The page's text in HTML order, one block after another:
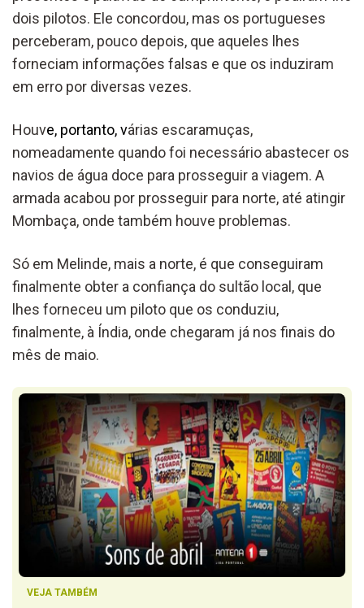
dois pilotos. Ele concordou, mas os portugueses
perceberam, pouco depois, que aqueles lhes
forneciam informações falsas e que os induziram
em erro por diversas vezes.
Houve, portanto, várias escaramuças,
nomeadamente quando foi necessário abastecer os
navios de água doce para prosseguir a viagem. A
armada acabou por prosseguir para norte, até atingir
Mombaça, onde também houve problemas.
Só em Melinde, mais a norte, é que conseguiram
finalmente obter a confiança do sultão local, que
lhes forneceu um piloto que os conduziu,
finalmente, à Índia, onde chegaram já nos finais do
mês de maio.
VEJA TAMBÉM